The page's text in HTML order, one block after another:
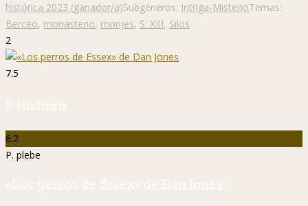
histórica 2023 (ganador/a)Subgéneros: Intriga-MisterioTemas:
Berceo, monasterio, monjes, S. XIII, Silos
2
7.5
P. Hislibris
6.2
P. plebe
«Los perros de Essex» de Dan Jones